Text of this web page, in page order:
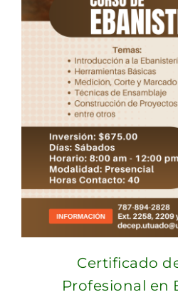
Certificado
Profesional en